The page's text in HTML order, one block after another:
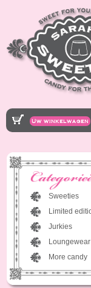
Uw winkelwagen
Sweeties
Limited
Jurkies
Loungewear
More candy